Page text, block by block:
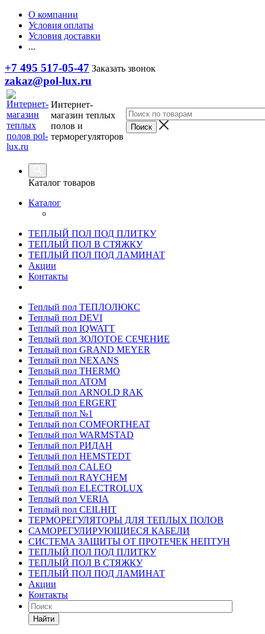
О компании
Условия оплаты
Условия доставки
...
+7 495 517-05-47 Заказать звонок
zakaz@pol-lux.ru
Интернет-
магазин теплых
полов и
терморегуляторов
Каталог товаров
Каталог
ТЕПЛЫЙ ПОЛ ПОД ПЛИТКУ
ТЕПЛЫЙ ПОЛ В СТЯЖКУ
ТЕПЛЫЙ ПОЛ ПОД ЛАМИНАТ
Акции
Контакты
Теплый пол ТЕПЛОЛЮКС
Теплый пол DEVI
Теплый пол IQWATT
Теплый пол ЗОЛОТОЕ СЕЧЕНИЕ
Теплый пол GRAND MEYER
Теплый пол NEXANS
Теплый пол THERMO
Теплый пол ATOM
Теплый пол ARNOLD RAK
Теплый пол ERGERT
Теплый пол №1
Теплый пол COMFORTHEAT
Теплый пол WARMSTAD
Теплый пол РИДАН
Теплый пол HEMSTEDT
Теплый пол CALEO
Теплый пол RAYCHEM
Теплый пол ELECTROLUX
Теплый пол VERIA
Теплый пол CEILHIT
ТЕРМОРЕГУЛЯТОРЫ ДЛЯ ТЕПЛЫХ ПОЛОВ
САМОРЕГУЛИРУЮЩИЕСЯ КАБЕЛИ
СИСТЕМА ЗАЩИТЫ ОТ ПРОТЕЧЕК НЕПТУН
ТЕПЛЫЙ ПОЛ ПОД ПЛИТКУ
ТЕПЛЫЙ ПОЛ В СТЯЖКУ
ТЕПЛЫЙ ПОЛ ПОД ЛАМИНАТ
Акции
Контакты
Найти